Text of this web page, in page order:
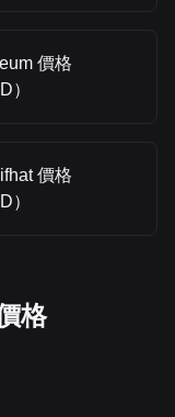
價格
）
價格
）
格